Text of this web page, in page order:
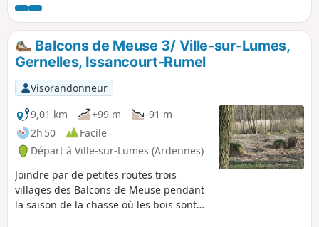
Meuse, empruntant des sentiers et des
chemins de prairies et passant par des
carrières .
Balcons de Meuse 3/ Ville-sur-Lumes,
Gernelles, Issancourt-Rumel
Visorandonneur
9,01 km
+99 m
-91 m
2h 50
Facile
Départ à Ville-sur-Lumes (Ardennes)
Joindre par de petites routes trois
villages des Balcons de Meuse pendant
la saison de la chasse où les bois sont